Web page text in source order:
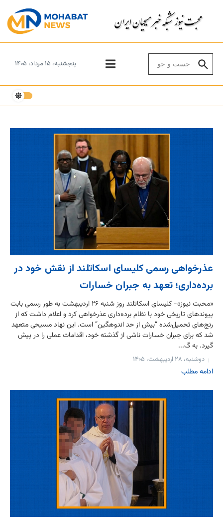
پنجشنبه، ۱۵ مرداد، ۱۴۰۵
عذرخواهی رسمی کلیسای اسکاتلند از نقش خود در
برده‌داری؛ تعهد به جبران خسارات
«محبت نیوز»- کلیسای اسکاتلند روز شنبه ۲۶ اردیبهشت به طور رسمی بابت
پیوندهای تاریخی خود با نظام برده‌داری عذرخواهی کرد و اعلام داشت که از
رنج‌های تحمیل‌شده “بیش از حد اندوهگین” است. این نهاد مسیحی متعهد
شد که برای جبران خسارات ناشی از گذشته خود، اقدامات عملی را در پیش
گیرد. به گ...
دوشنبه، ۲۸ اردیبهشت، ۱۴۰۵
ادامه مطلب